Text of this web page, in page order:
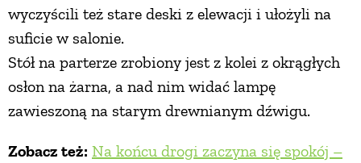
wyczyścili też stare deski z elewacji i ułożyli na
suficie w salonie.
Stół na parterze zrobiony jest z kolei z okrągłych
osłon na żarna, a nad nim widać lampę
zawieszoną na starym drewnianym dźwigu.
Zobacz też: Na końcu drogi zaczyna się spokój –